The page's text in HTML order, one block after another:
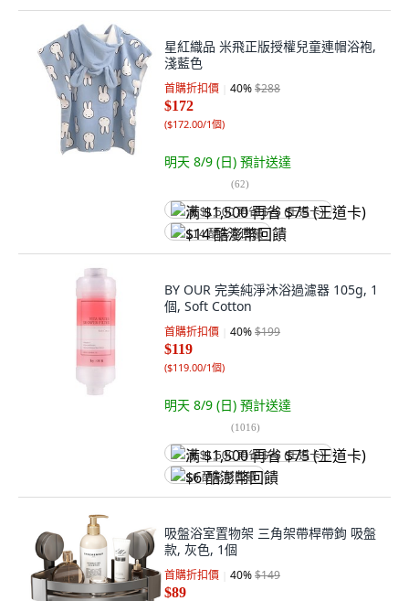
星紅織品 米飛正版授權兒童連帽浴袍,
淺藍色
首購折扣價 40%$288
$172
($172.00/1個)
明天 8/9 (日) 預計送達
(62)
满 $1,500 再省 $75 (王道卡)
$14 酷澎幣回饋
BY OUR 完美純淨沐浴過濾器 105g, 1
個, Soft Cotton
首購折扣價 40%$199
$119
($119.00/1個)
明天 8/9 (日) 預計送達
(1016)
满 $1,500 再省 $75 (王道卡)
$6 酷澎幣回饋
吸盤浴室置物架 三角架帶桿帶鉤 吸盤
款, 灰色, 1個
首購折扣價 40%$149
$89